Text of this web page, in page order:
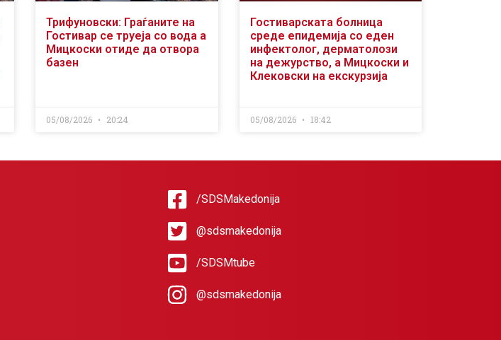
Трифуновски: Граѓаните на
Гостивар се труеја со вода а
Мицкоски отиде да отвора
базен
05/08/2026 20:24
Гостиварската болница
среде епидемија со еден
инфектолог, дерматолози
на дежурство, а Мицкоски и
Клековски на екскурзија
05/08/2026 18:42
/SDSMakedonija
@sdsmakedonija
/SDSMtube
@sdsmakedonija